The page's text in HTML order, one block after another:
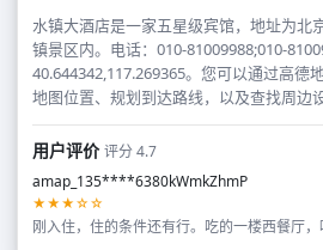
水镇大酒店是一家五星级宾馆，地址为北
镇景区内。电话：010-81009988;010-
40.644342,117.269365。您可以通过高德
地图位置、规划到达路线，以及查找周边设
用户评价评分 4.7
amap_135****6380kWmkZhmP
★★★☆☆
刚入住，住的条件还有行。吃的一楼西餐厅，